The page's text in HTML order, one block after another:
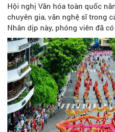
Hội nghị Văn hóa toàn quốc
chuyên gia, văn nghệ sĩ trong
Nhân dịp này, phóng viên đã
Phạm Quang Long - nguyên
Hà Nội để nhìn thẳng nói thật
trước thềm diễn ra Hội nghị.